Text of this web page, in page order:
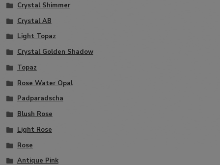
Crystal Shimmer
Crystal AB
Light Topaz
Crystal Golden Shadow
Topaz
Rose Water Opal
Padparadscha
Blush Rose
Light Rose
Rose
Antique Pink